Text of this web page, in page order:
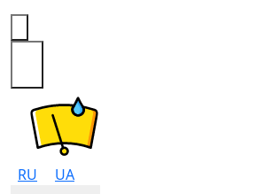
RU UA